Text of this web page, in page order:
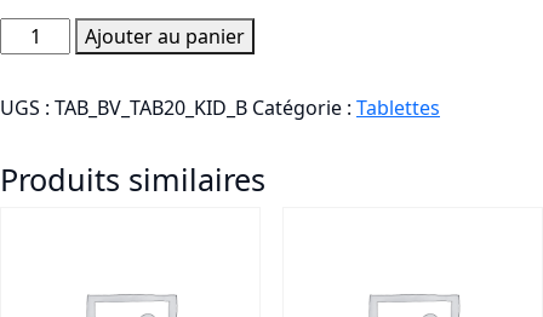
quantité
de
BLACKVIEW
20
Ajouter au panier
UGS : TAB_BV_TAB20_KID_B Catégorie : Tablettes
Produits similaires